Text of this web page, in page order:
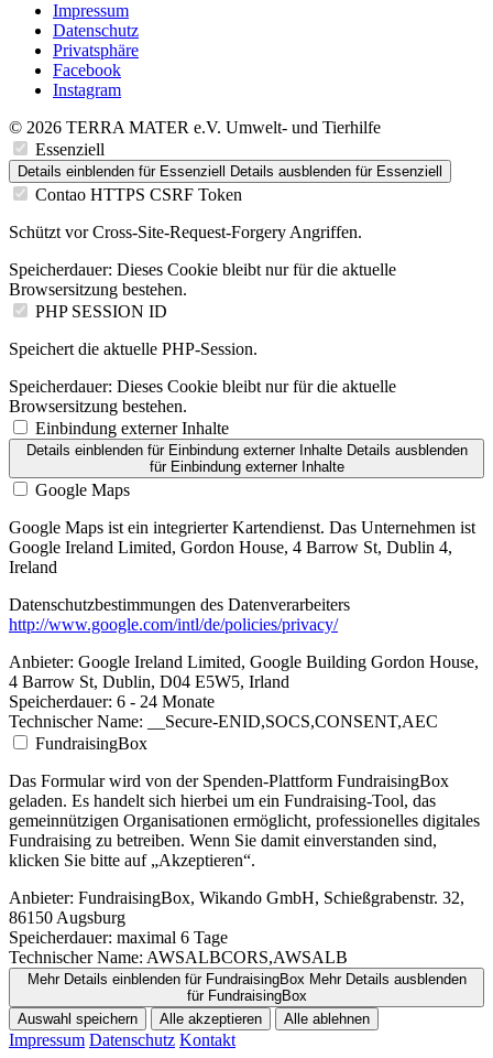
Impressum
Datenschutz
Privatsphäre
Facebook
Instagram
© 2026 TERRA MATER e.V. Umwelt- und Tierhilfe
Essenziell
Details einblenden für Essenziell Details ausblenden für Essenziell
Contao HTTPS CSRF Token
Schützt vor Cross-Site-Request-Forgery Angriffen.
Speicherdauer: Dieses Cookie bleibt nur für die aktuelle
Browsersitzung bestehen.
PHP SESSION ID
Speichert die aktuelle PHP-Session.
Speicherdauer: Dieses Cookie bleibt nur für die aktuelle
Browsersitzung bestehen.
Einbindung externer Inhalte
Details einblendenfür Einbindung externer Inhalte Details ausblenden
für Einbindung externer Inhalte
Google Maps
Google Maps ist ein integrierter Kartendienst. Das Unternehmen ist
Google Ireland Limited, Gordon House, 4 Barrow St, Dublin 4,
Ireland
Datenschutzbestimmungen des Datenverarbeiters
http://www.google.com/intl/de/policies/privacy/
Anbieter: Google Ireland Limited, Google Building Gordon House,
4 Barrow St, Dublin, D04 E5W5, Irland
Speicherdauer: 6 - 24 Monate
Technischer Name: __Secure-ENID,SOCS,CONSENT,AEC
FundraisingBox
Das Formular wird von der Spenden-Plattform FundraisingBox
geladen. Es handelt sich hierbei um ein Fundraising-Tool, das
gemeinnützigen Organisationen ermöglicht, professionelles digitales
Fundraising zu betreiben. Wenn Sie damit einverstanden sind,
klicken Sie bitte auf „Akzeptieren“.
Anbieter: FundraisingBox, Wikando GmbH, Schießgrabenstr. 32,
86150 Augsburg
Speicherdauer: maximal 6 Tage
Technischer Name: AWSALBCORS,AWSALB
Mehr Details einblendenfür FundraisingBox Mehr Details ausblenden
für FundraisingBox
Auswahl speichern
Alle akzeptieren Alle ablehnen
Impressum Datenschutz Kontakt